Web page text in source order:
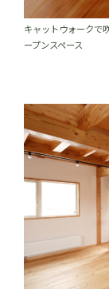
キャットウォークで
ープンスペース